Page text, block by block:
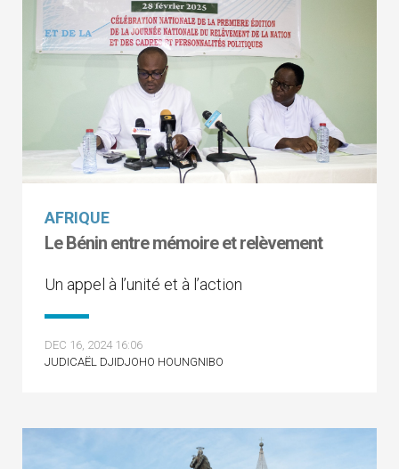
AFRIQUE
Le Bénin entre mémoire et relèvement
Un appel à l’unité et à l’action
DEC 16, 2024 16:06
JUDICAËL DJIDJOHO HOUNGNIBO